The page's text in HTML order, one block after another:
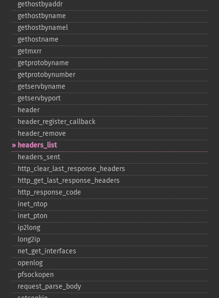
gethostbyaddr
gethostbyname
gethostbynamel
gethostname
getmxrr
getprotobyname
getprotobynumber
getservbyname
getservbyport
header
header_​register_​callback
header_​remove
headers_​list
headers_​sent
http_​clear_​last_​response_​headers
http_​get_​last_​response_​headers
http_​response_​code
inet_​ntop
inet_​pton
ip2long
long2ip
net_​get_​interfaces
openlog
pfsockopen
request_​parse_​body